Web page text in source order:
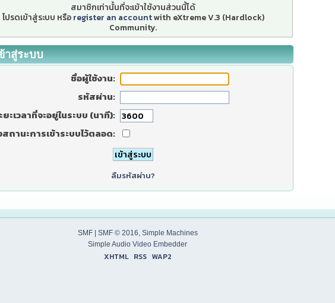
สมาชิกเท่านั้นที่จะเข้าใช้งานส่วนนี้ได้
โปรดเข้าสู่ระบบ หรือ register an accountwith eXtreme V.3 (Hardlock)
Community.
าสู่ระบบ
ชื่อผู้ใช้งาน:
รหัสผ่าน:
ยะเวลาที่จะอยู่ในระบบ (นาที):
สถานะการเข้าระบบไว้ตลอด:
ลืมรหัสผ่าน?
SMF| SMF © 2016, Simple Machines
Simple Audio Video Embedder
XHTML RSS WAP2